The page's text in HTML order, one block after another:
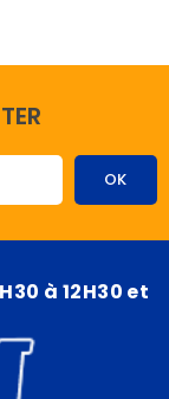
à 12H30 et